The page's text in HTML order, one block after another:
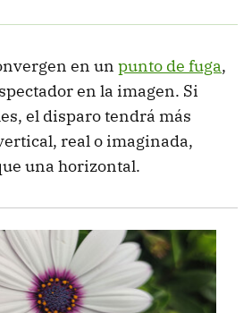
en un punto de fuga,
en la imagen. Si
el disparo tendrá más
real o imaginada,
una horizontal.